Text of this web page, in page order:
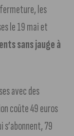
les
le 19 mai et
sans jauge à
avec des
coûte 49 euros
79